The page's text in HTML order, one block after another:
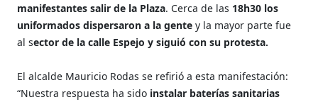
manifestantes salir de la Plaza. Cerca de las 18h30 los
uniformados dispersaron a la gentey la mayor parte fue
al sector de la calle Espejo y siguió con su protesta.
El alcalde Mauricio Rodas se refirió a esta manifestación:
“Nuestra respuesta ha sido instalar baterías sanitarias